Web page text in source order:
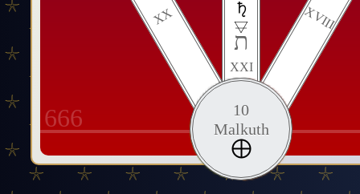
666
XVIII
XX
ת
XXI
10
Malkuth